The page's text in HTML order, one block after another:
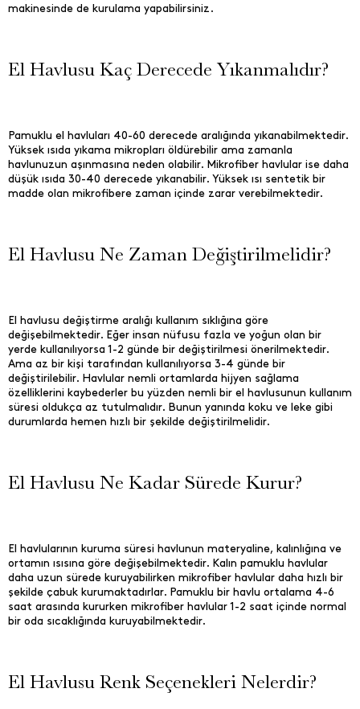
makinesinde de kurulama yapabilirsiniz.
El Havlusu Kaç Derecede Yıkanmalıdır?
Pamuklu el havluları 40-60 derecede aralığında yıkanabilmektedir.
Yüksek ısıda yıkama mikropları öldürebilir ama zamanla
havlunuzun aşınmasına neden olabilir. Mikrofiber havlular ise daha
düşük ısıda 30-40 derecede yıkanabilir. Yüksek ısı sentetik bir
madde olan mikrofibere zaman içinde zarar verebilmektedir.
El Havlusu Ne Zaman Değiştirilmelidir?
El havlusu değiştirme aralığı kullanım sıklığına göre
değişebilmektedir. Eğer insan nüfusu fazla ve yoğun olan bir
yerde kullanılıyorsa 1-2 günde bir değiştirilmesi önerilmektedir.
Ama az bir kişi tarafından kullanılıyorsa 3-4 günde bir
değiştirilebilir. Havlular nemli ortamlarda hijyen sağlama
özelliklerini kaybederler bu yüzden nemli bir el havlusunun kullanım
süresi oldukça az tutulmalıdır. Bunun yanında koku ve leke gibi
durumlarda hemen hızlı bir şekilde değiştirilmelidir.
El Havlusu Ne Kadar Sürede Kurur?
El havlularının kuruma süresi havlunun materyaline, kalınlığına ve
ortamın ısısına göre değişebilmektedir. Kalın pamuklu havlular
daha uzun sürede kuruyabilirken mikrofiber havlular daha hızlı bir
şekilde çabuk kurumaktadırlar. Pamuklu bir havlu ortalama 4-6
saat arasında kururken mikrofiber havlular 1-2 saat içinde normal
bir oda sıcaklığında kuruyabilmektedir.
El Havlusu Renk Seçenekleri Nelerdir?